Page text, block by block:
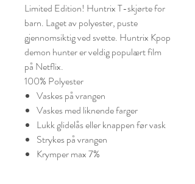
Limited Edition! Huntrix T-skjørte for
barn. Laget av polyester, puste
gjennomsiktig ved svette. Huntrix Kpop
demon hunter er veldig populært film
på Netflix.
100% Polyester
Vaskes på vrangen
Vaskes med liknende farger
Lukk glidelås eller knappen før vask
Strykes på vrangen
Krymper max 7%